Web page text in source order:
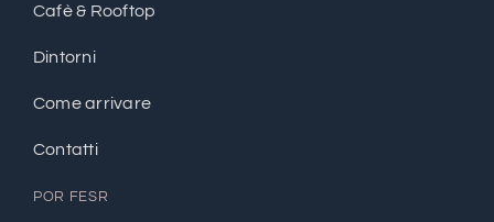
Cafè & Rooftop
Dintorni
Come arrivare
Contatti
POR FESR